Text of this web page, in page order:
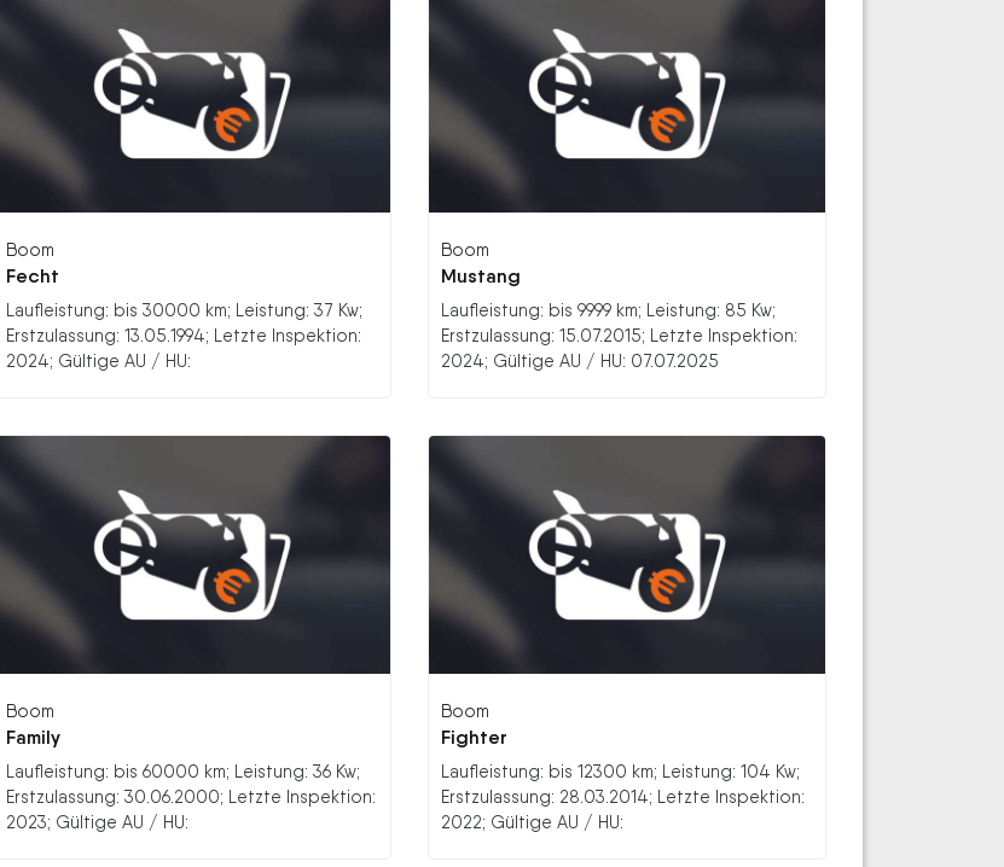
Boom
Fecht
Laufleistung: bis 30000 km; Leistung: 37 Kw;
Erstzulassung: 13.05.1994; Letzte Inspektion:
2024; Gültige AU / HU:
Boom
Mustang
Laufleistung: bis 9999 km; Leistung: 85 Kw;
Erstzulassung: 15.07.2015; Letzte Inspektion:
2024; Gültige AU / HU: 07.07.2025
Boom
Family
Laufleistung: bis 60000 km; Leistung: 36 Kw;
Erstzulassung: 30.06.2000; Letzte Inspektion:
2023; Gültige AU / HU:
Boom
Fighter
Laufleistung: bis 12300 km; Leistung: 104 Kw;
Erstzulassung: 28.03.2014; Letzte Inspektion:
2022; Gültige AU / HU: